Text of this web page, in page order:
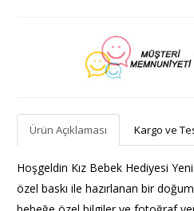
Ürün Açıklaması Kargo ve
Hoşgeldin Kız Bebek Hediyesi
özel baskı ile hazırlanan bir